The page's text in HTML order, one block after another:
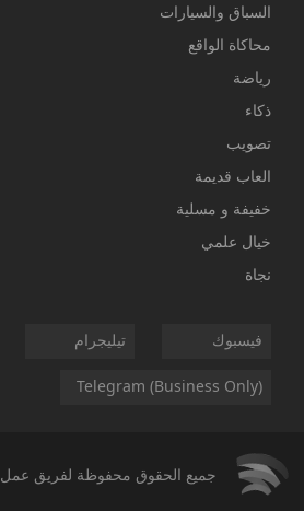
السباق والسيارات
محاكاة الواقع
رياضة
ذكاء
تصويب
العاب قديمة
خفيفة و مسلية
خيال علمي
نجاة
فيسبوك تيليجرام
Telegram (Business Only)
جميع الحقوق محفوظة لفريق عمل